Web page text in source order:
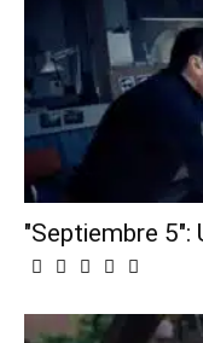
"Septiembre 5":